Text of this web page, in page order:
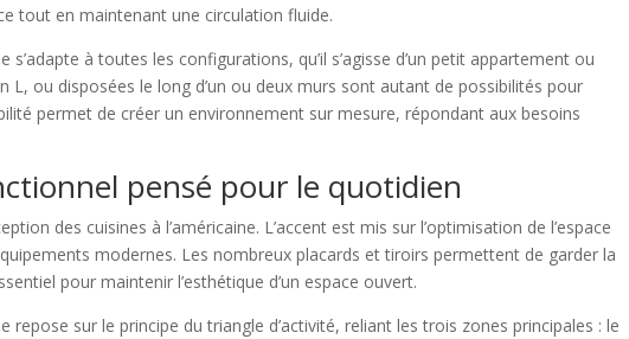
tout en maintenant une circulation fluide.
s’adapte à toutes les configurations, qu’il s’agisse d’un petit appartement ou
L, ou disposées le long d’un ou deux murs sont autant de possibilités pour
permet de créer un environnement sur mesure, répondant aux besoins
pensé pour le quotidien
des cuisines à l’américaine. L’accent est mis sur l’optimisation de l’espace
modernes. Les nombreux placards et tiroirs permettent de garder la
pour maintenir l’esthétique d’un espace ouvert.
repose sur le principe du triangle d’activité, reliant les trois zones principales : le